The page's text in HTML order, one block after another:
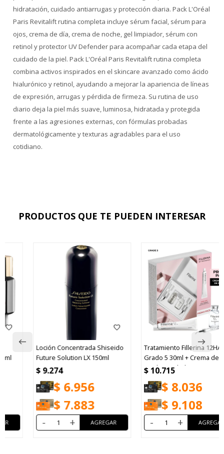
hidratación, cuidado antiarrugas y protección diaria. Pack L'Oréal
Paris Revitalift rutina completa incluye sérum facial, sérum para
ojos, crema de día, crema de noche, gel limpiador, sérum con
retinol y protector UV Defender para acompañar cada etapa del
cuidado de la piel. Pack L'Oréal Paris Revitalift rutina completa
combina activos inspirados en el skincare avanzado como ácido
hialurónico y retinol, ayudando a mejorar la apariencia de líneas
de expresión, arrugas y pérdida de firmeza. Su rutina de uso
diario deja la piel más suave, luminosa, hidratada y protegida
frente a las agresiones externas, con fórmulas probadas
dermatológicamente y texturas agradables para el uso
cotidiano.
PRODUCTOS QUE TE PUEDEN INTERESAR
Loción Concentrada Shiseido
Future Solution LX 150ml
9.274
$6.956
$7.883
Tratamiento Fillerina 12HA
Grado 5 30ml + Crema de Día
50ml 2 Unidades
10.715
$8.036
$9.108